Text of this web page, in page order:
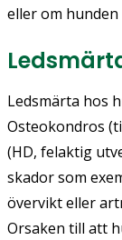
eller om
Ledsmärta hos
Osteokondros
(HD, felaktig
skador som
övervikt eller
Orsaken till att